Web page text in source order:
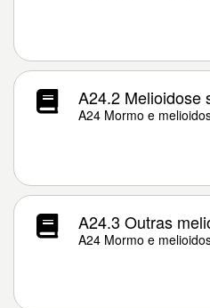
A24.2 Melioidose
A24 Mormo e
A24.3 Outras
A24 Mormo e